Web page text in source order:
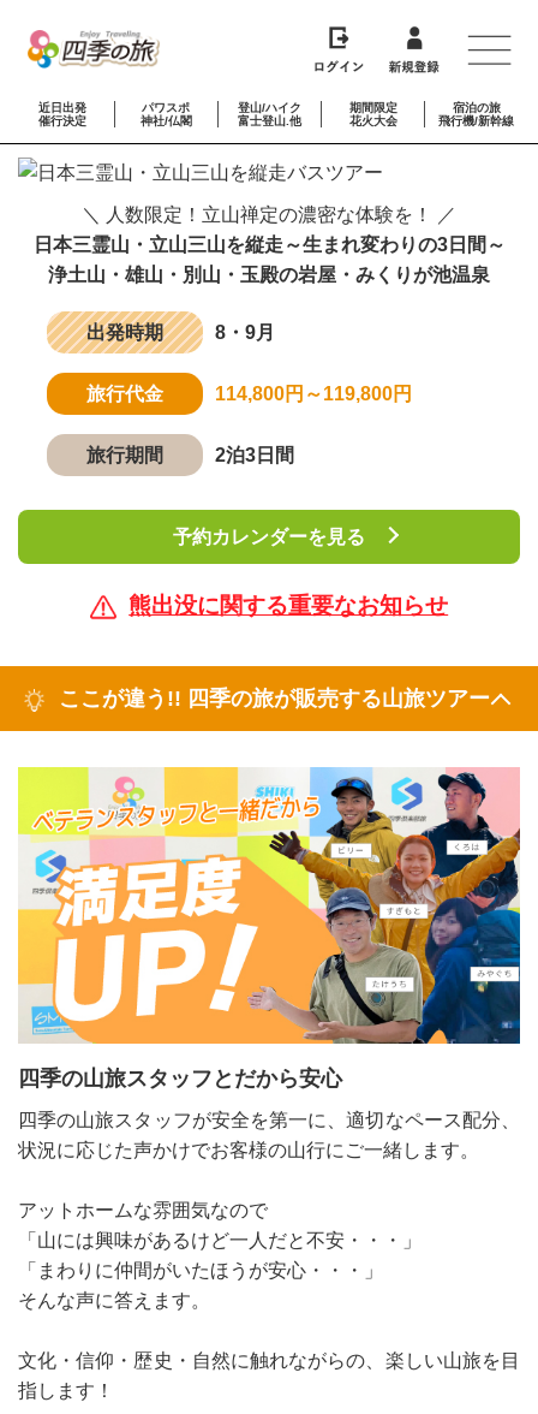
近日出発
催行決定
パワスポ
神社/仏閣
登山/ハイク
富士登山.他
期間限定
花火大会
宿泊の旅
飛行機/新幹線
＼ 人数限定！立山禅定の濃密な体験を！ ／
日本三霊山・立山三山を縦走～生まれ変わりの3日間～
浄土山・雄山・別山・玉殿の岩屋・みくりが池温泉
出発時期 8・9月
旅行代金 114,800円～119,800円
旅行期間 2泊3日間
予約カレンダーを見る
熊出没に関する重要なお知らせ
ここが違う!! 四季の旅が販売する山旅ツアー
四季の山旅スタッフとだから安心
四季の山旅スタッフが安全を第一に、適切なペース配分、
状況に応じた声かけでお客様の山行にご一緒します。
アットホームな雰囲気なので
「山には興味があるけど一人だと不安・・・」
「まわりに仲間がいたほうが安心・・・」
そんな声に答えます。
文化・信仰・歴史・自然に触れながらの、楽しい山旅を目
指します！